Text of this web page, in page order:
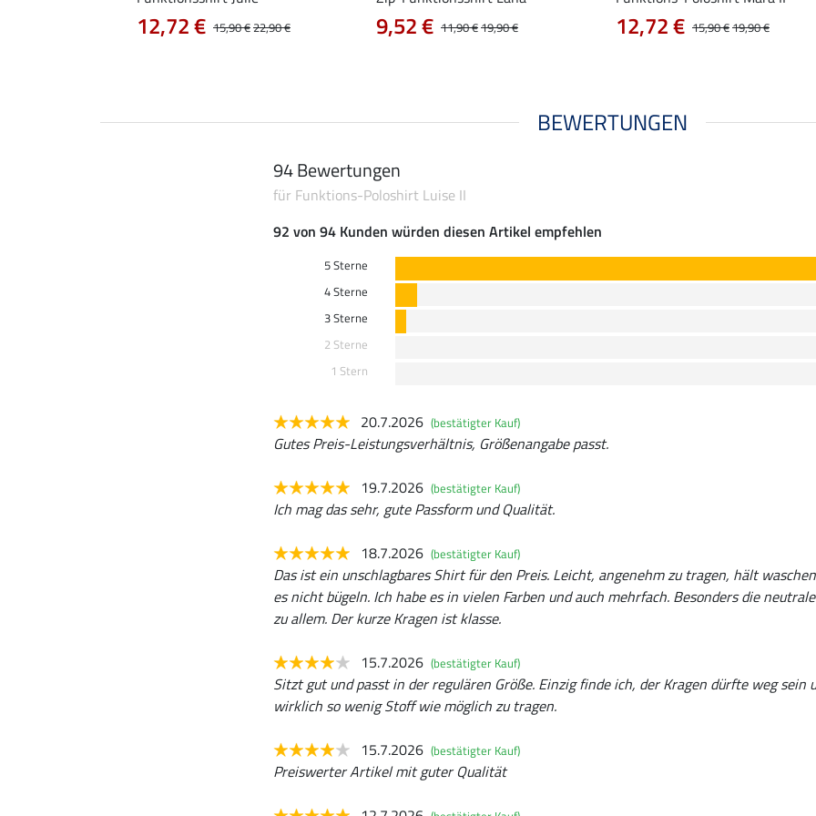
15,90 €22,90 €
12,72 € 11,90 €19,90 €
9,52 € 15,90 €19,90 €
12,72 €
BEWERTUNGEN
94 Bewertungen
für Funktions-Poloshirt Luise II
92 von 94 Kunden würden diesen Artikel empfehlen
5 Sterne
4 Sterne
3 Sterne
2 Sterne
1 Stern
20.7.2026 (bestätigter Kauf)
Gutes Preis-Leistungsverhältnis, Größenangabe passt.
19.7.2026 (bestätigter Kauf)
Ich mag das sehr, gute Passform und Qualität.
18.7.2026 (bestätigter Kauf)
Das ist ein unschlagbares Shirt für den Preis. Leicht, angenehm zu tragen, hält
es nicht bügeln. Ich habe es in vielen Farben und auch mehrfach. Besonders die
zu allem. Der kurze Kragen ist klasse.
15.7.2026 (bestätigter Kauf)
Sitzt gut und passt in der regulären Größe. Einzig finde ich, der Kragen dürfte weg sein
wirklich so wenig Stoff wie möglich zu tragen.
15.7.2026 (bestätigter Kauf)
Preiswerter Artikel mit guter Qualität